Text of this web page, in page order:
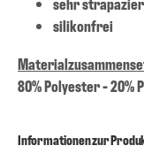
silikonfrei
80% Polyester - 20%
Informationen zur